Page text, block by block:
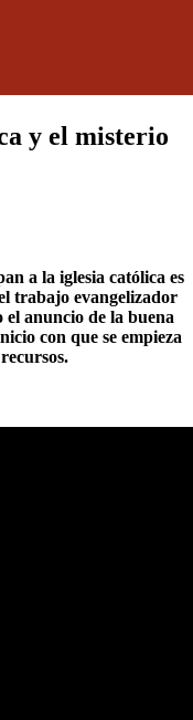
y el misterio
a la iglesia católica es
trabajo evangelizador
anuncio de la buena
con que se empieza